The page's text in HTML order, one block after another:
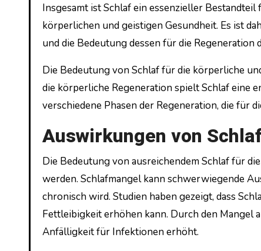
Insgesamt ist Schlaf ein essenzieller
körperlichen und geistigen Gesundheit. Es ist
und die Bedeutung dessen für die Regeneration
Die Bedeutung von Schlaf für die körperliche
die körperliche Regeneration spielt Schlaf eine
verschiedene Phasen der Regeneration, die für
Auswirkungen von
Die Bedeutung von ausreichendem Schlaf für
werden. Schlafmangel kann schwerwiegende
chronisch wird. Studien haben gezeigt, dass
Fettleibigkeit erhöhen kann. Durch den Mangel
Anfälligkeit für Infektionen erhöht.